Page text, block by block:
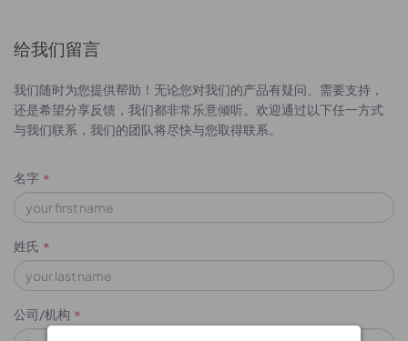
给我们留言
我们随时为您提供帮助！无论您对我们的产品有疑问、需要支持，
还是希望分享反馈，我们都非常乐意倾听。欢迎通过以下任一方式
与我们联系，我们的团队将尽快与您取得联系。
名字 *
姓氏 *
公司/机构 *